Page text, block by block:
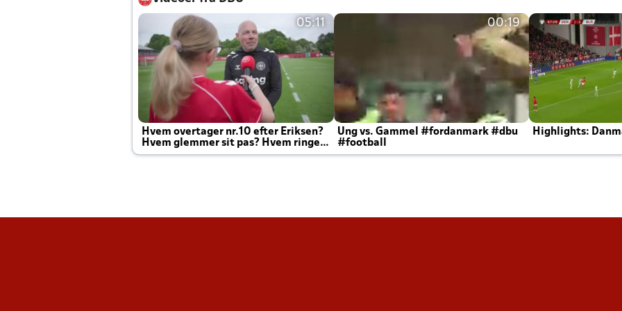
05:11
Hvem overtager nr.10 efter Eriksen?
Hvem glemmer sit pas? Hvem ringer
Joachim altid til efter kampe?
00:19
Ung vs. Gammel #fordanmark #dbu
#football
Highlights: